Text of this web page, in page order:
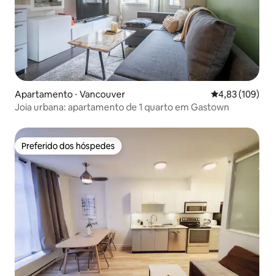
Apartamento ⋅ Vancouver 4,83 de uma
4,83 (109)
Joia urbana: apartamento de 1 quarto em Gastown
Preferido dos hóspedes
Preferido dos hóspedes